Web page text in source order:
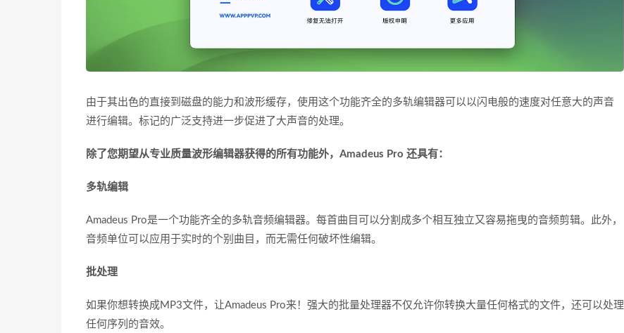
由于其出色的直接到磁盘的能力和波形缓存，使用这个功能齐全的多轨编辑器可以以闪电般的速度对任意大的声音
进行编辑。标记的广泛支持进一步促进了大声音的处理。
除了您期望从专业质量波形编辑器获得的所有功能外，Amadeus Pro 还具有：
多轨编辑
Amadeus Pro是一个功能齐全的多轨音频编辑器。每首曲目可以分割成多个相互独立又容易拖曳的音频剪辑。此外，
音频单位可以应用于实时的个别曲目，而无需任何破坏性编辑。
批处理
如果你想转换成MP3文件，让Amadeus Pro来！强大的批量处理器不仅允许你转换大量任何格式的文件，还可以处理
任何序列的音效。